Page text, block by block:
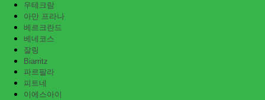
우테크람
아만 프라나
베르크란드
베네코스
잘링
Biarritz
파르팔라
피트네
이에스아이